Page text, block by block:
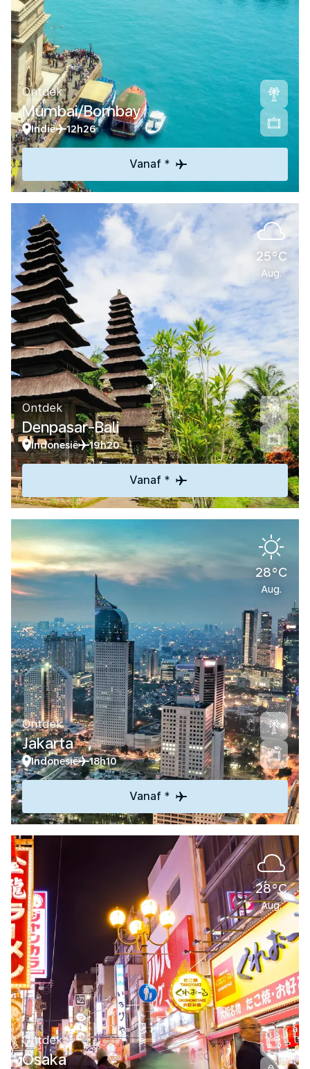
Ontdek
Mumbai/Bombay
Indië 12h26
Vanaf *
25°C
Aug.
Ontdek
Denpasar-Bali
Indonesië 19h20
Vanaf *
28°C
Aug.
Ontdek
Jakarta
Indonesië 18h10
Vanaf *
28°C
Aug.
Ontdek
Osaka